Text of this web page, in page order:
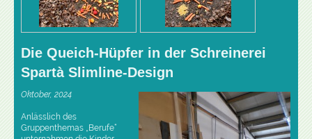
Die Queich-Hüpfer in der Schreinerei
Spartà Slimline-Design
Oktober, 2024
Anlässlich des
Gruppenthemas „Berufe“